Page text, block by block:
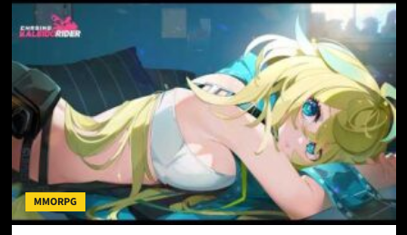
героя
Revival
MMORPG